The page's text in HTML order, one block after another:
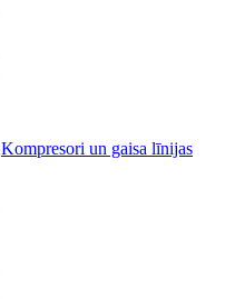
Kompresori un gaisa līnijas